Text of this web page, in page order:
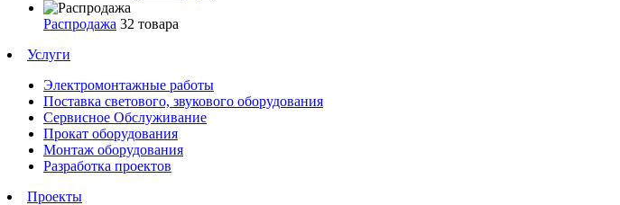
Распродажа 32 товара
Услуги
Электромонтажные работы
Поставка светового, звукового оборудования
Сервисное Обслуживание
Прокат оборудования
Монтаж оборудования
Разработка проектов
Проекты